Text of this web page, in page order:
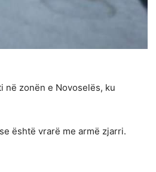
në zonën e Novoselës, ku
është vrarë me armë zjarri.